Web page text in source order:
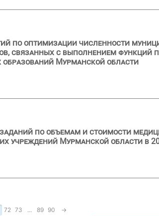
по оптимизации численности
связанных с выполнением функций
Мурманской области
по объемам и стоимости
учреждений Мурманской области в
72 73 ... 89 90 →